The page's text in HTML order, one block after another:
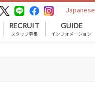
Japanese
RECRUIT
スタッフ募集
GUIDE
インフォメーション